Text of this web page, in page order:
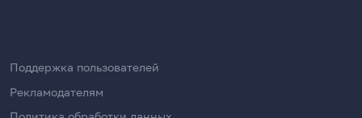
Поддержка пользователей
Рекламодателям